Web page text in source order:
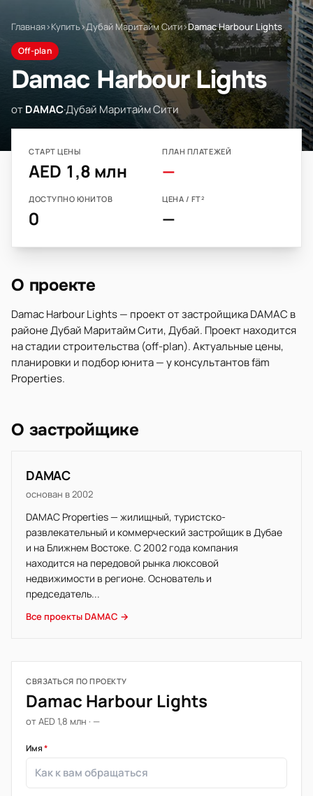
Главная›Купить›Дубай Маритайм Сити›Damac Harbour Lights
Off-plan
Damac Harbour Lights
отDAMAC·Дубай Маритайм Сити
СТАРТ ЦЕНЫ
AED 1,8 млн
ПЛАН ПЛАТЕЖЕЙ
—
ДОСТУПНО ЮНИТОВ
0
ЦЕНА / FT²
—
О проекте
Damac Harbour Lights — проект от застройщика DAMAC в
районе Дубай Маритайм Сити, Дубай. Проект находится
на стадии строительства (off-plan). Актуальные цены,
планировки и подбор юнита — у консультантов fäm
Properties.
О застройщике
DAMAC
основан в 2002
DAMAC Properties — жилищный, туристско-
развлекательный и коммерческий застройщик в Дубае
и на Ближнем Востоке. С 2002 года компания
находится на передовой рынка люксовой
недвижимости в регионе. Основатель и
председатель...
Все проекты DAMAC →
СВЯЗАТЬСЯ ПО ПРОЕКТУ
Damac Harbour Lights
от AED 1,8 млн · —
Имя*